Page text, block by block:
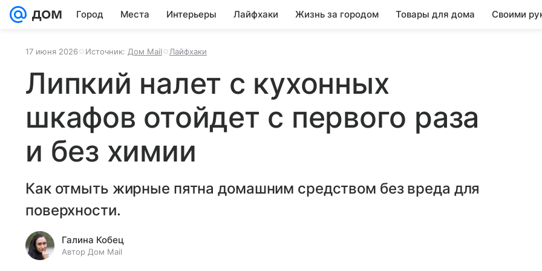
Город Места Интерьеры Лайфхаки Жизнь за городом Товары для дома Своими
17 июня 2026 Источник: Дом Mail Лайфхаки
Липкий налет с кухонных
шкафов отойдет с первого раза
и без химии
Как отмыть жирные пятна домашним средством без вреда для
поверхности.
Галина Кобец
Автор Дом Mail